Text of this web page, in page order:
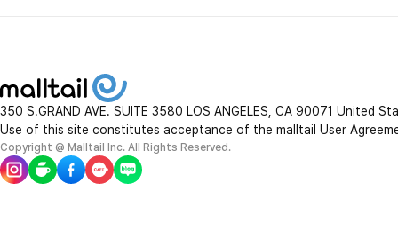
350 S.GRAND AVE. SUITE 3580 LOS ANGELES, CA 90071 United
Use of this site constitutes acceptance of the malltail User
Copyright @ Malltail Inc. All Rights Reserved.